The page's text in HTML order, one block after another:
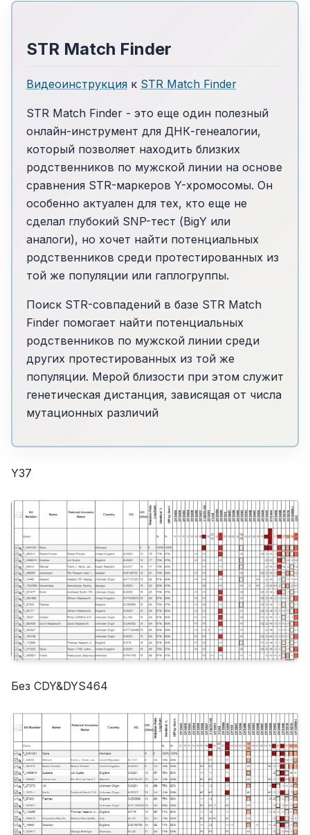
STR Match Finder
Видеоинструкцияк STR Match Finder
STR Match Finder - это еще один полезный
онлайн-инструмент для ДНК-генеалогии,
который позволяет находить близких
родственников по мужской линии на основе
сравнения STR-маркеров Y-хромосомы. Он
особенно актуален для тех, кто еще не
сделал глубокий SNP-тест (BigY или
аналоги), но хочет найти потенциальных
родственников среди протестированных из
той же популяции или гаплогруппы.
Поиск STR-совпадений в базе STR Match
Finder помогает найти потенциальных
родственников по мужской линии среди
других протестированных из той же
популяции. Мерой близости при этом служит
генетическая дистанция, зависящая от числа
мутационных различий
Y37
Без CDY&DYS464